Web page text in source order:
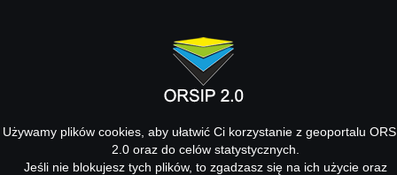
Używamy plików cookies, aby ułatwić Ci korzystanie z geoportalu
2.0 oraz do celów statystycznych.
Jeśli nie blokujesz tych plików, to zgadzasz się na ich użycie oraz